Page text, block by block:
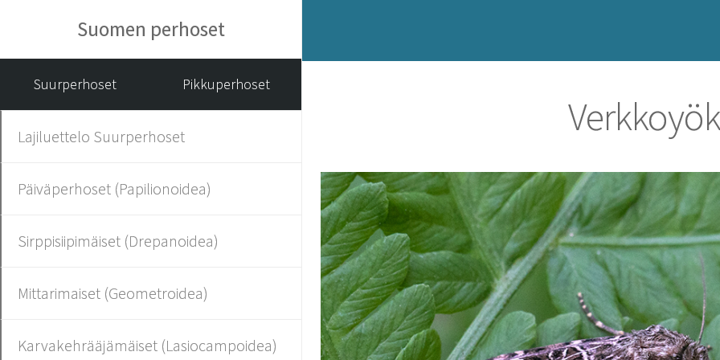
Suomen perhoset
Suurperhoset Pikkuperhoset
Lajiluettelo Suurperhoset
Päiväperhoset (Papilionoidea)
Sirppisiipimäiset (Drepanoidea)
Mittarimaiset (Geometroidea)
Karvakehrääjämäiset (Lasiocampoidea)